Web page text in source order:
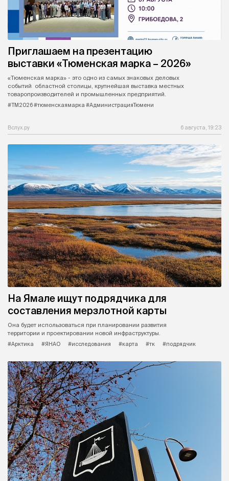
Приглашаем на презентацию
выставки «Тюменская марка – 2026»
«Тюменская марка» - это одно из самых знаковых деловых
событий областной столицы, крупнейшая выставка местных
товаропроизводителей и промышленных предприятий.
#ТМ2026 #тюменскаямарка #АдминистрацияТюмени
Вслух.ру 6 августа, 19:23
На Ямале ищут подрядчика для
составления мерзлотной карты
Она будет использоваться при планировании развития
территории и проектировании новой инфраструктуры.
#Арктика
#ЯНАО #исследования #карта #тк #подрядчик